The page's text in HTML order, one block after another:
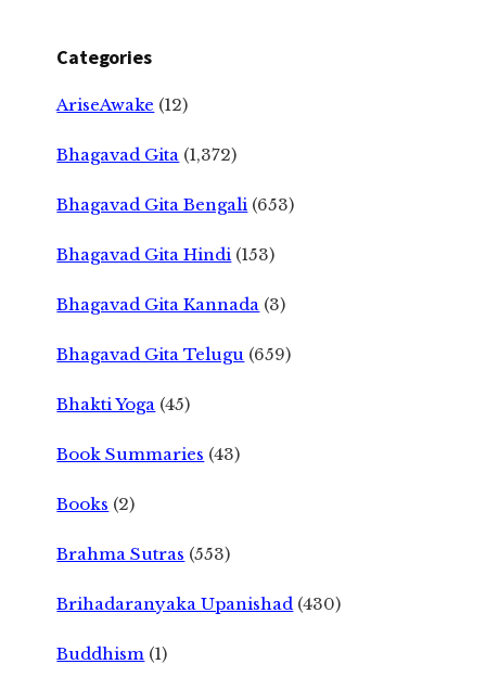
Categories
AriseAwake (12)
Bhagavad Gita (1,372)
Bhagavad Gita Bengali (653)
Bhagavad Gita Hindi (153)
Bhagavad Gita Kannada (3)
Bhagavad Gita Telugu (659)
Bhakti Yoga (45)
Book Summaries (43)
Books (2)
Brahma Sutras (553)
Brihadaranyaka Upanishad (430)
Buddhism (1)